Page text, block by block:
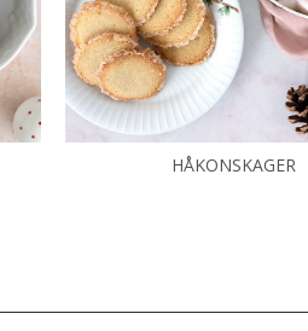
HÅKONSKAGER